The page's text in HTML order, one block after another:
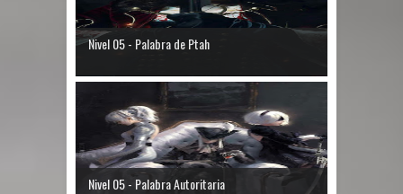
Nivel 05 - Palabra de Ptah
Nivel 05 - Palabra Autoritaria